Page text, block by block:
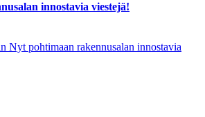
innostavia viestejä!
Nyt pohtimaan rakennusalan innostavia